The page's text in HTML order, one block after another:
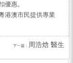
優惠。
港澳市民提供專業
下一篇： 周浩焓 醫生